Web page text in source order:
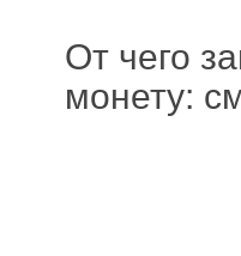
От чего
монету: